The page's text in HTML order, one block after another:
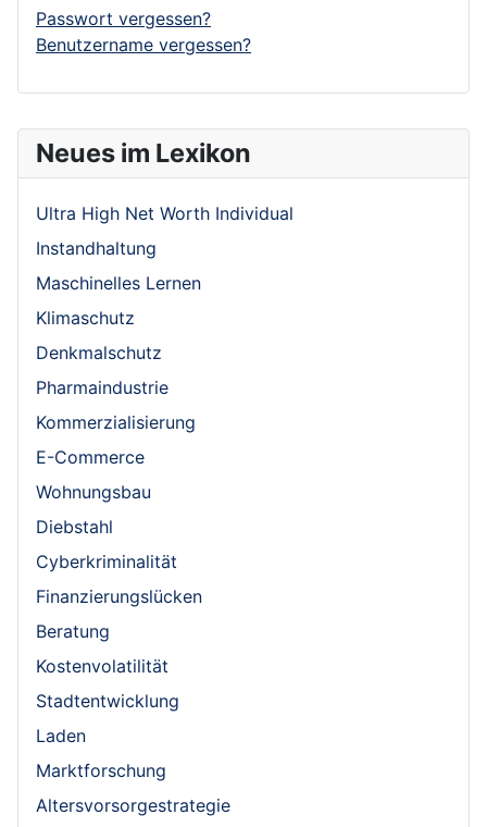
Neues im Lexikon
Ultra High Net Worth Individual
Instandhaltung
Maschinelles Lernen
Klimaschutz
Denkmalschutz
Pharmaindustrie
Kommerzialisierung
E-Commerce
Wohnungsbau
Diebstahl
Cyberkriminalität
Finanzierungslücken
Beratung
Kostenvolatilität
Stadtentwicklung
Laden
Marktforschung
Altersvorsorgestrategie
Passwort vergessen?
Benutzername vergessen?